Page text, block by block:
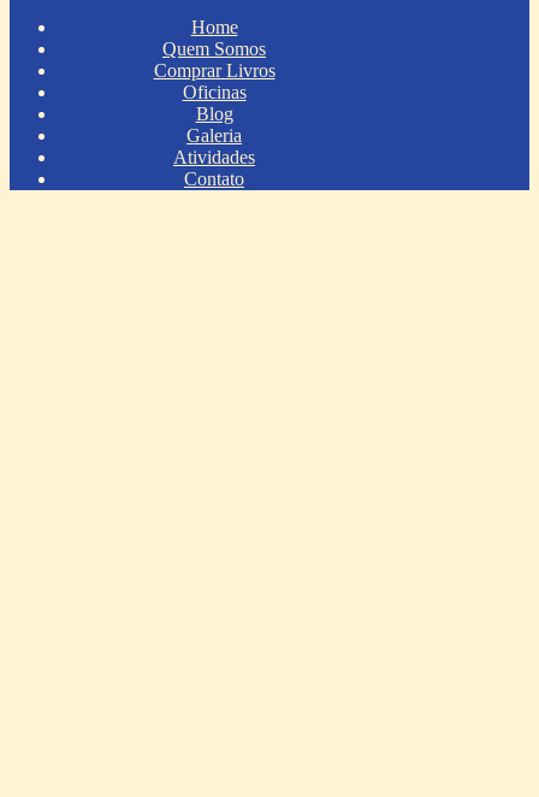
Home
Quem Somos
Comprar Livros
Oficinas
Blog
Galeria
Atividades
Contato